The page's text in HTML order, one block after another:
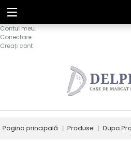
Contul meu.
Conectare
Creați cont
Pagina principală Produse Dupa